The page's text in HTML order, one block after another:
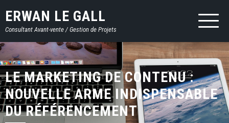
ERWAN LE GALL
Consultant Avant-vente / Gestion de Projets
LE MARKETING DE CONTENU :
NOUVELLE ARME INDISPENSABLE
DU RÉFÉRENCEMENT